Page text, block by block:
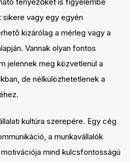
sikere vagy egy egyén
kizárólag a mérleg vagy a
Vannak olyan fontos
jelennek meg közvetlenül a
de nélkülözhetetlenek a
kultúra szerepére. Egy cég
a munkavállalók
mind kulcsfontosságú